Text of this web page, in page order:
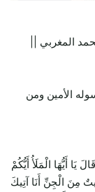
المغربي ||
الأمين ومن
أَيُّهَا الْمَلَأُ أَيُّكُمْ
مِنَ الْجِنِّ أَنَا آتِيكَ